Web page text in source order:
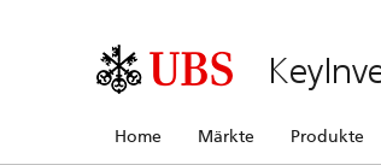
Home Märkte Produkte